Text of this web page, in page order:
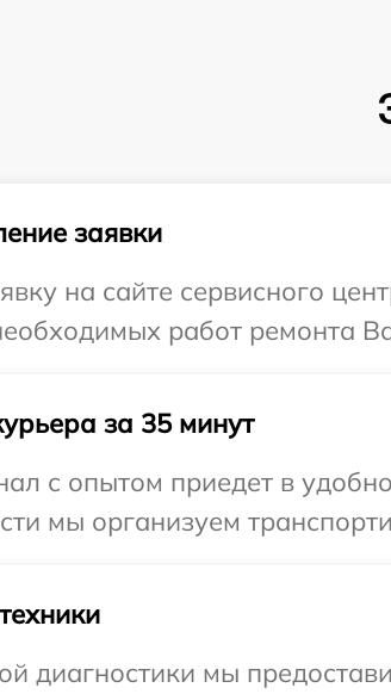
заявки
на сайте сервисного
работ ремонта
за 35 минут
с опытом приедет в
мы организуем
диагностики мы